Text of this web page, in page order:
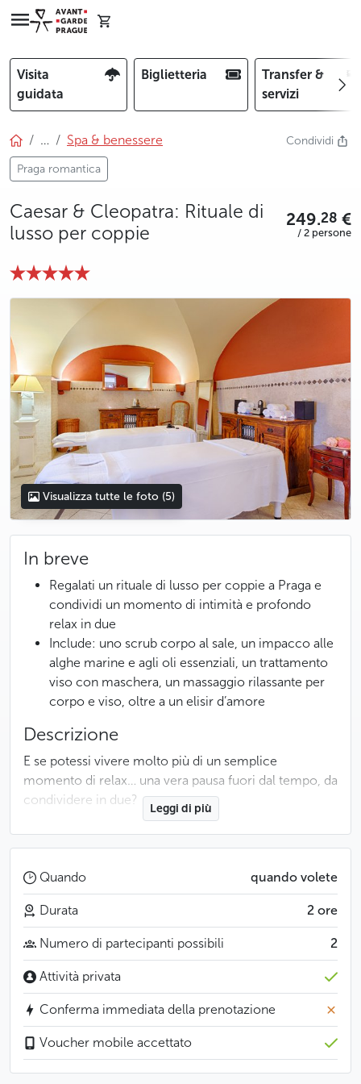
Visita
guidata
Biglietteria
Transfer &
servizi
… Spa & benessere
Praga romantica
Condividi
Caesar & Cleopatra: Rituale di
lusso per coppie
249.28 €
/ 2 persone
photo 5
Visualizza tutte le foto (5)
In breve
Regalati un rituale di lusso per coppie a Praga e
condividi un momento di intimità e profondo
relax in due
Include: uno scrub corpo al sale, un impacco alle
alghe marine e agli oli essenziali, un trattamento
viso con maschera, un massaggio rilassante per
corpo e viso, oltre a un elisir d’amore
Descrizione
E se potessi vivere molto più di un semplice
momento di relax… una vera pausa fuori dal tempo, da
condividere in due?
Ispirato agli antichi segreti di bellezza e al potere della
a rallentare, ritrovarti e immergerti in un’esperienza
sensoriale profonda nel cuore di Praga.
Durante due ore, lasciati trasportare da una sequenza
di trattamenti pensati per risvegliare i sensi e
sciogliere ogni tensione. Gli oli essenziali 100%
naturali avvolgono il corpo e calmano la mente,
creando un’armonia unica tra relax ed emozione
condivisa. L’esperienza è arricchita da un delicato
elisir d’amore, servito per rendere questo momento
ancora più speciale e trasformarlo in un ricordo
Leggi di più
Quando quando volete
Durata 2 ore
Numero di partecipanti possibili 2
Attività privata
Conferma immediata della prenotazione
Voucher mobile accettato